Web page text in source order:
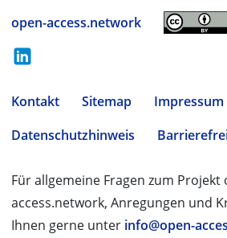
open-access.network
Kontakt Sitemap
Impressum
Datenschutzhinweis
Für allgemeine Fragen zum Projekt
access.network, Anregungen und
Ihnen gerne unter info@open-